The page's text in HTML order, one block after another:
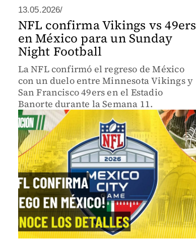
13.05.2026/
NFL confirma Vikings vs 49ers
en México para un Sunday
Night Football
La NFL confirmó el regreso de México
con un duelo entre Minnesota Vikings y
San Francisco 49ers en el Estadio
Banorte durante la Semana 11.